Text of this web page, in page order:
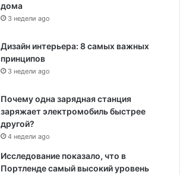
дома
3 недели ago
Дизайн интерьера: 8 самых важных
принципов
3 недели ago
Почему одна зарядная станция
заряжает электромобиль быстрее
другой?
4 недели ago
Исследование показало, что в
Портленде самый высокий уровень